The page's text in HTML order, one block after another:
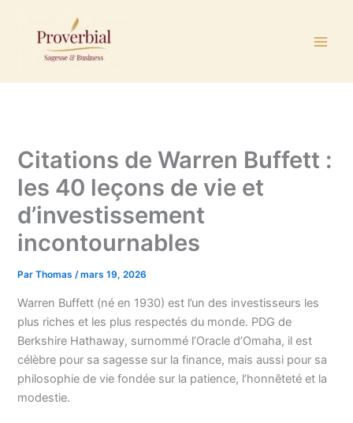
contenu
Citations de Warren Buffett :
les 40 leçons de vie et
d’investissement
incontournables
ParThomas/mars 19, 2026
Warren Buffett (né en 1930) est l’un des investisseurs les
plus riches et les plus respectés du monde. PDG de
Berkshire Hathaway, surnommé l’Oracle d’Omaha, il est
célèbre pour sa sagesse sur la finance, mais aussi pour sa
philosophie de vie fondée sur la patience, l’honnêteté et la
modestie.